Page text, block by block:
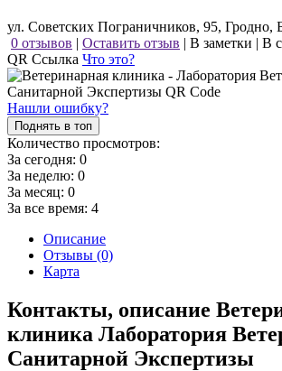
ул. Советских Пограничников, 95, Гродно,
0 отзывов | Оставить отзыв | В заметки | В
QR Ссылка Что это?
Нашли ошибку?
Поднять в топ
Количество просмотров:
За сегодня: 0
За неделю: 0
За месяц: 0
За все время: 4
Описание
Отзывы (0)
Карта
Контакты, описание
клиника Лаборатория
Санитарной Экспертизы